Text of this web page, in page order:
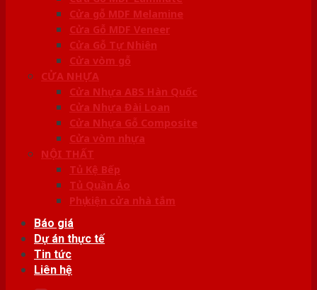
Cửa gỗ MDF Melamine
Cửa Gỗ MDF Veneer
Cửa Gỗ Tự Nhiên
Cửa vòm gỗ
CỬA NHỰA
Cửa Nhựa ABS Hàn Quốc
Cửa Nhựa Đài Loan
Cửa Nhựa Gỗ Composite
Cửa vòm nhựa
NỘI THẤT
Tủ Kệ Bếp
Tủ Quần Áo
Phụ kiện cửa nhà tắm
Báo giá
Dự án thực tế
Tin tức
Liên hệ